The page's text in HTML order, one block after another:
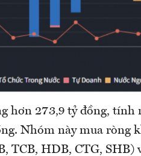
hơn 273,9 tỷ đồng, tính
Nhóm này mua ròng
TCB, HDB, CTG, SHB)